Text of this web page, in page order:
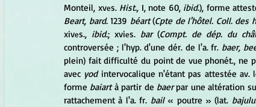
Monteil, xves. Hist., I, note 60, ibid.), forme
Beart, bard. 1239 béart (Cpte de l'hôtel. Coll. des
xives., ibid.; xvies. bar (Compt. de dép. du
controversée ; l'hyp. d'une dér. de l'a. fr. baer,
plein) fait difficulté du point de vue phonét., ne
avec yod intervocalique n'étant pas attestée av.
forme baiart à partir de baer par une altération
rattachement à l'a. fr. bail « poutre » (lat.